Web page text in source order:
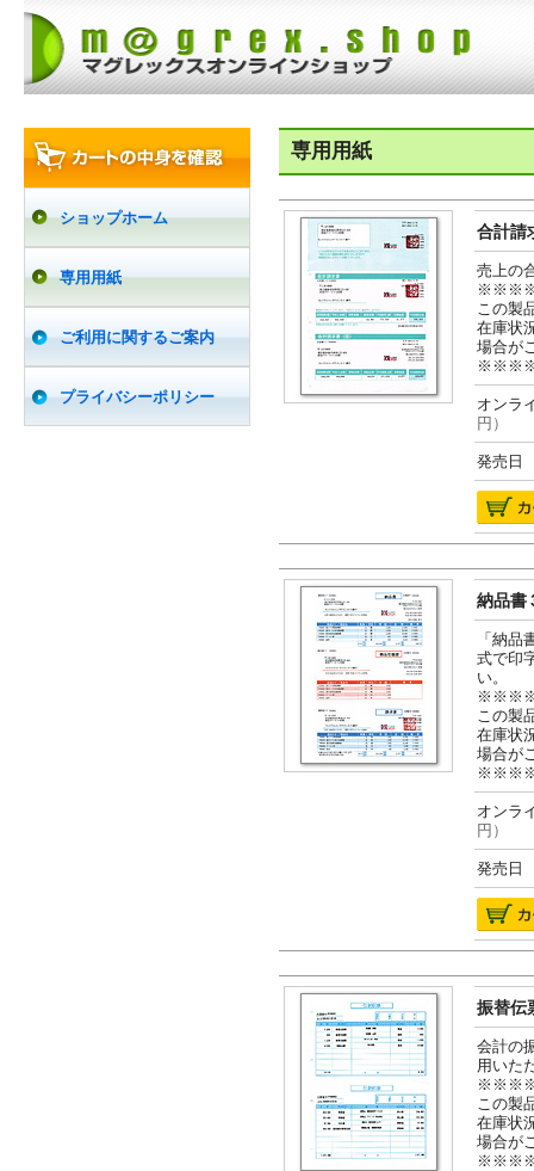
ショップホーム
専用用紙
ご利用に関するご案内
プライバシーポリシー
専用用紙
合計請
売上の
この製
在庫状
場合が
オン
円）
発売日
納品書
「納
式で印
い。
この製
在庫状
場合が
オン
円）
発売日
振替伝
会計の
用いた
この製
在庫状
場合が